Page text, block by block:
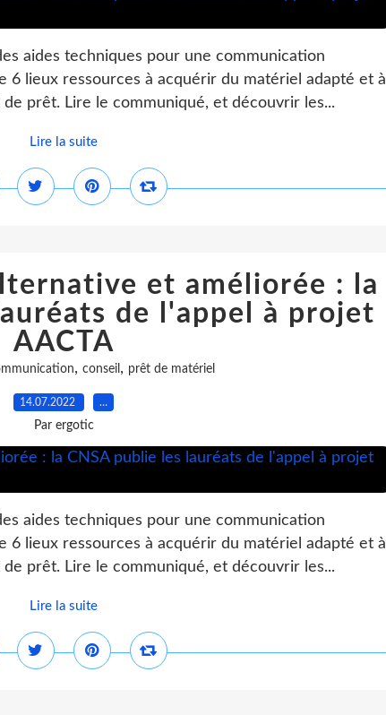
aides techniques pour une communication
6 lieux ressources à acquérir du matériel adapté et à
prêt. Lire le communiqué, et découvrir les...
Lire la suite
et améliorée : la
de l'appel à projet
AACTA
, conseil , prêt de matériel
14.07.2022 …
Par ergotic
aides techniques pour une communication
6 lieux ressources à acquérir du matériel adapté et à
prêt. Lire le communiqué, et découvrir les...
Lire la suite